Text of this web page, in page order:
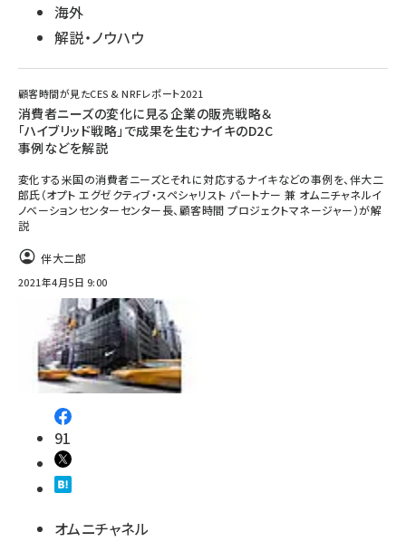
海外
解説・ノウハウ
顧客時間が見たCES & NRFレポート2021
消費者ニーズの変化に見る企業の販売戦略＆
「ハイブリッド戦略」で成果を生むナイキのD2C
事例などを解説
変化する米国の消費者ニーズとそれに対応するナイキなどの事例を、伴大二
郎氏（オプト エグゼクティブ・スペシャリスト パートナー 兼 オムニチャネルイ
ノベーションセンターセンター長、顧客時間 プロジェクトマネージャー）が解
説
伴大二郎
2021年4月5日 9:00
91
オムニチャネル